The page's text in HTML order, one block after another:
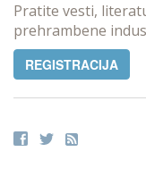
Pratite vesti,
prehrambene
REGISTRACIJA